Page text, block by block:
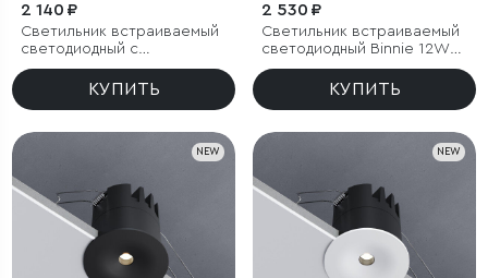
2 140 ₽
Светильник встраиваемый
светодиодный с
антибликовой решеткой
Tetro 10W 4000K белый
КУПИТЬ
2 530 ₽
Светильник встраиваемый
светодиодный Binnie 12W
4000K черный
КУПИТЬ
NEW NEW